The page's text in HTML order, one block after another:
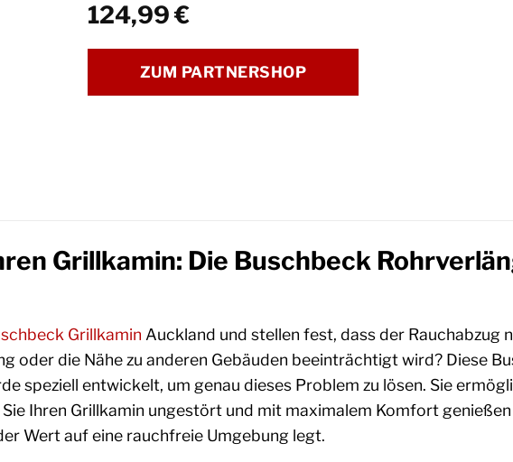
124,99€
ZUM PARTNERSHOP
Grillkamin: Die Buschbeck
Grillkamin Auckland und stellen fest, dass der Rauchabzug
oder die Nähe zu anderen Gebäuden beeinträchtigt wird? Diese
speziell entwickelt, um genau dieses Problem zu lösen. Sie
Ihren Grillkamin ungestört und mit maximalem Komfort
Wert auf eine rauchfreie Umgebung legt.